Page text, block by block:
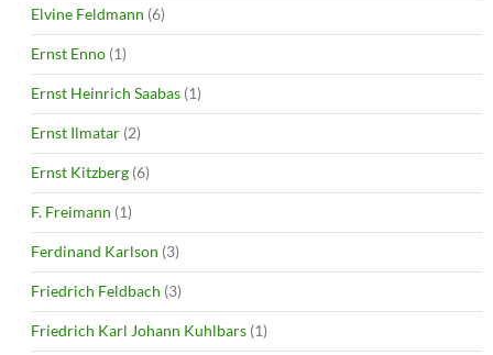
Elvine Feldmann (6)
Ernst Enno (1)
Ernst Heinrich Saabas (1)
Ernst Ilmatar (2)
Ernst Kitzberg (6)
F. Freimann (1)
Ferdinand Karlson (3)
Friedrich Feldbach (3)
Friedrich Karl Johann Kuhlbars (1)